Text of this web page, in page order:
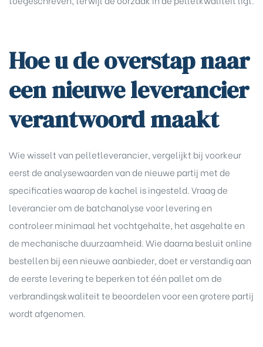
Hoe u de overstap naar
een nieuwe leverancier
verantwoord maakt
Wie wisselt van pelletleverancier, vergelijkt bij voorkeur
eerst de analysewaarden van de nieuwe partij met de
specificaties waarop de kachel is ingesteld. Vraag de
leverancier om de batchanalyse voor levering en
controleer minimaal het vochtgehalte, het asgehalte en
de mechanische duurzaamheid. Wie daarna besluit online
bestellen bij een nieuwe aanbieder, doet er verstandig aan
de eerste levering te beperken tot één pallet om de
verbrandingskwaliteit te beoordelen voor een grotere partij
wordt afgenomen.